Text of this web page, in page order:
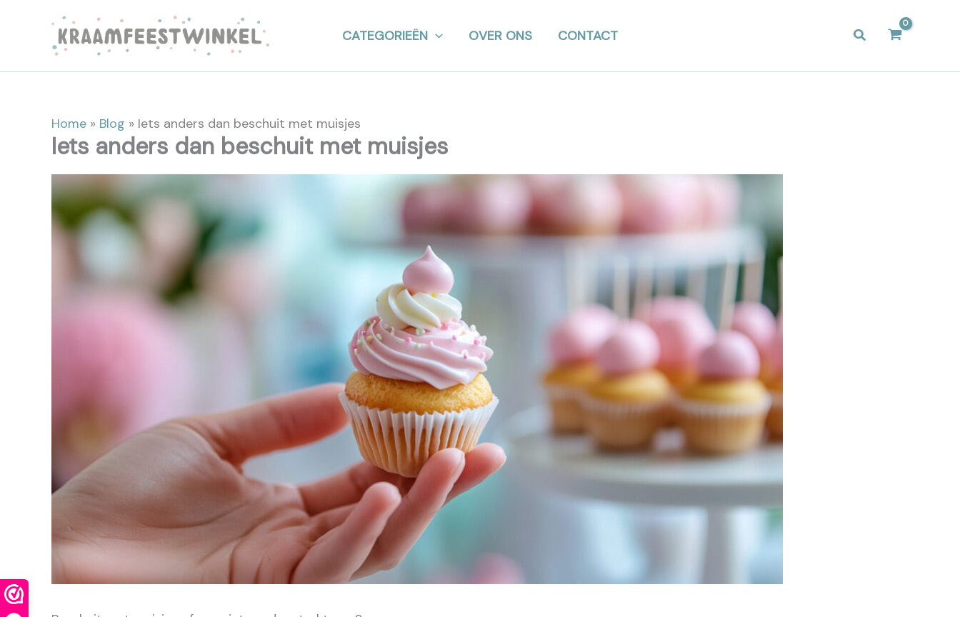
CATEGORIEËN OVER ONS CONTACT Zoeken
Home » Blog » Iets anders dan beschuit met muisjes
Iets anders dan beschuit met muisjes